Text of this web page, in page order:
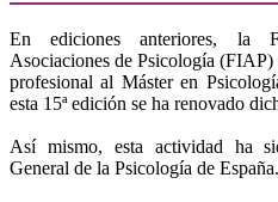
En ediciones anteriores, la
Asociaciones de Psicología
profesional al Máster en
esta 15ª edición se ha renovado
Así mismo, esta actividad ha
General de la Psicología de España.